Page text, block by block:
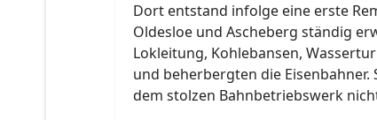
Dort entstand infolge eine erste
Oldesloe und Ascheberg ständig
Lokleitung, Kohlebansen,
und beherbergten die
dem stolzen Bahnbetriebswerk